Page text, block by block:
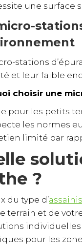
une surface
stations
et leur faible
choisir une
pour les petits
les normes
limité par
?
du type d’
terrain et de
pour les